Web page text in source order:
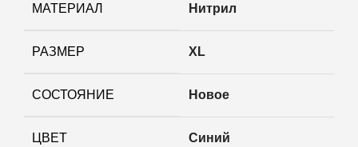
МАТЕРИАЛ Нитрил
РАЗМЕР XL
СОСТОЯНИЕ Новое
ЦВЕТ Синий